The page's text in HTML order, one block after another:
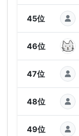
45位
46位
47位
48位
49位